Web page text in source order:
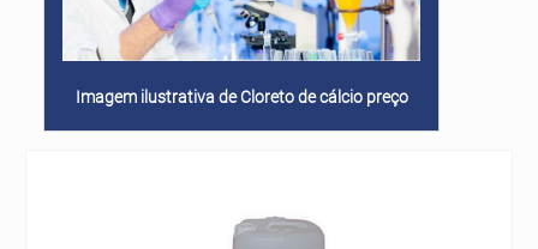
com a pele. Os produtos podem ser
aplicados em diferentes superfícies,
Equipamentos; Paredes; Utensílios.
ONDE ENCONTRAR TRATAMENTO DE
ambiente e as organizações
Imagem ilustrativa de Cloreto de cálcio preço